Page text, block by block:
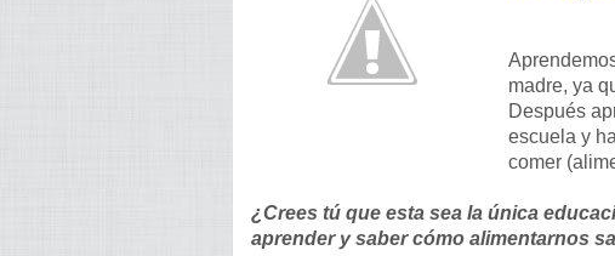
madre, ya
Después
escuela y
comer
¿Crees tú que esta sea la única
aprender y saber cómo alimentarnos